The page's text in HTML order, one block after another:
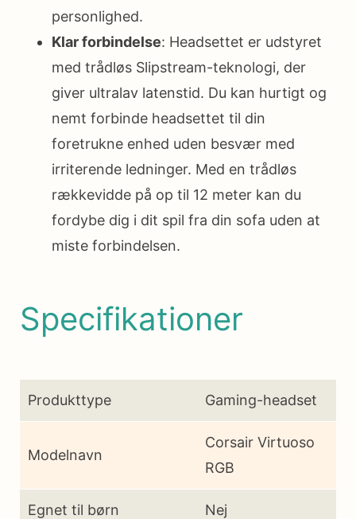
personlighed.
Klar forbindelse: Headsettet er udstyret
med trådløs Slipstream-teknologi, der
giver ultralav latenstid. Du kan hurtigt og
nemt forbinde headsettet til din
foretrukne enhed uden besvær med
irriterende ledninger. Med en trådløs
rækkevidde på op til 12 meter kan du
fordybe dig i dit spil fra din sofa uden at
miste forbindelsen.
Specifikationer
Produkttype Gaming-headset
Modelnavn
Corsair Virtuoso
RGB
Egnet til børn Nej